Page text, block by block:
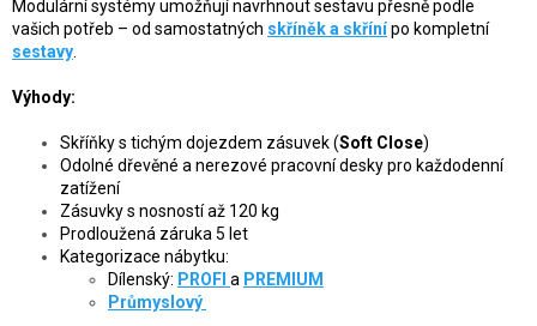
Modulární systémy umožňují navrhnout sestavu přesně podle
vašich potřeb – od samostatných skříněk a skřínípo kompletní
sestavy.
Výhody:
Skříňky s tichým dojezdem zásuvek (Soft Close)
Odolné dřevěné a nerezové pracovní desky pro každodenní
zatížení
Zásuvky s nosností až 120 kg
Prodloužená záruka 5 let
Kategorizace nábytku:
Dílenský: PROFI a PREMIUM
Průmyslový